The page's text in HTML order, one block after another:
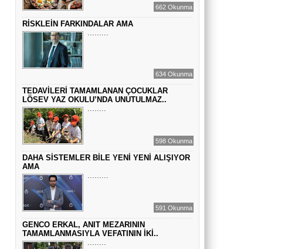
Çiğdem Yorgancıoğlu
İkilikli ve İkircikli Tabiat Diyalektiğinde
Mobius Spiral Mucizeler, Akış ve Doğa
Döngüsünün Bilgeliği...
GEÇMİŞİN SIRLARINA VAKIF OLUN
EMİR EMİRHANOĞLU
BAYRAMDA ARA VERİN
MACİT SOYDAN
DÜNYANIN MERKEZİNDE YAŞADIĞINI
SANANLAR...
662 Okunma
RİSKLEİN FARKINDALAR AMA
.........
634 Okunma
TEDAVİLERİ TAMAMLANAN ÇOCUKLAR
LÖSEV YAZ OKULU’NDA UNUTULMAZ..
........
598 Okunma
DAHA SİSTEMLER BİLE YENİ YENİ ALIŞIYOR
AMA
.........
591 Okunma
GENCO ERKAL, ANIT MEZARININ
TAMAMLANMASIYLA VEFATININ İKİ..
........